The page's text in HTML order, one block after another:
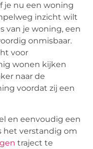
je nu een woning
inzicht wilt
van je woning, een
onmisbaar.
voor
wonen kijken
naar de
voordat zij een
en eenvoudig een
het verstandig om
traject te